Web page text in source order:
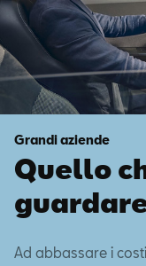
Grandi aziende
Quello
Ad abbassare i